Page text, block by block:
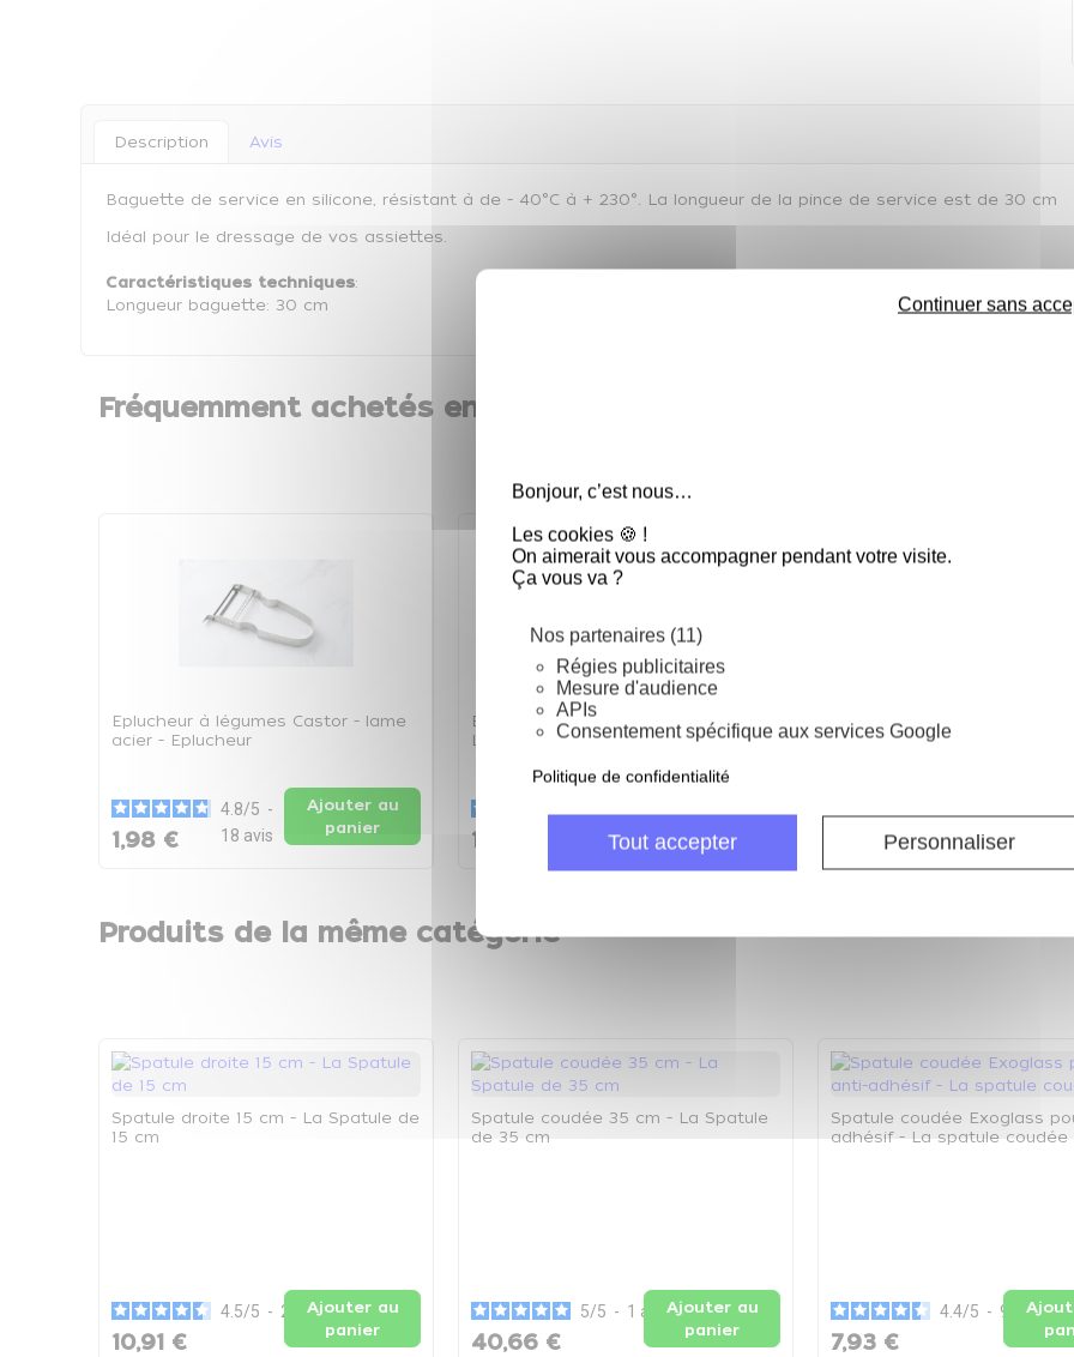
Bonjour, c’est nous…
Les cookies 🍪 !
On aimerait vous accompagner pendant votre visite.
Ça vous va ?
Nos partenaires (11)
Régies publicitaires
Mesure d'audience
APIs
Consentement spécifique aux services Google
Tout accepter
Continuer sans
Personnaliser
Politique de confidentialité
Description Avis
Baguette de service en silicone, résistant à de - 40°C à + 230°. La longueur de la pince de service est de 30 cm
Idéal pour le dressage de vos assiettes.
Caractéristiques techniques:
Longueur baguette: 30 cm
Fréquemment achetés ensemble
Eplucheur à légumes Castor - lame
acier - Eplucheur
4.8/5 -
18 avis
1,98 €
Ajouter au
panier
Baguette de service inox 30 cm -
La Baguette de service
12,89 €
Couteau d'office forgé 10 cm -
Couteau d'office 10 cm
15,62 €
20,83 €
Produits de la même catégorie
Spatule droite 15 cm - La Spatule de
15 cm
4.5/5 - 2 avis
10,91 €
Ajouter au
panier
Spatule coudée 35 cm - La Spatule
de 35 cm
5/5 - 1 avis
40,66 €
Ajouter au
panier
Spatule coudée Exoglass
adhésif - La spatule coudée
4.4/5 - 9 avis
7,93 €